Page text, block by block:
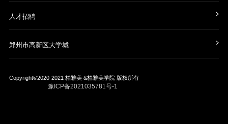
人才招聘
郑州市高新区大学城
Copyright©2020-2021 柏雅美 &柏雅美学院 版权所有
豫ICP备2021035781号-1